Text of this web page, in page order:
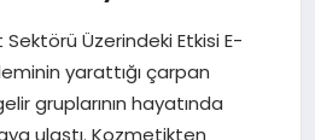
Üzerindeki Etkisi E-
yarattığı çarpan
gruplarının hayatında
ulaştı. Kozmetikten